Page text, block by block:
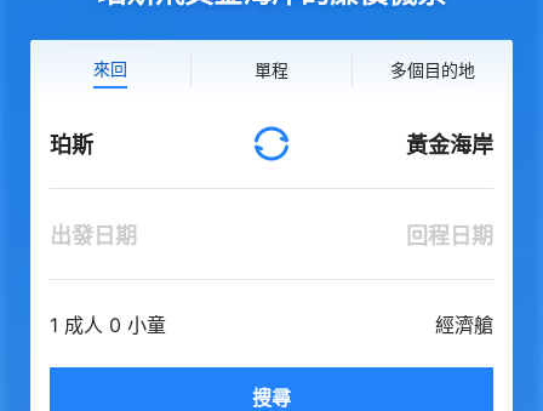
來回 單程 多個目的地
珀斯 黃金海岸
出發日期 回程日期
1 成人 0 小童 經濟艙
搜尋